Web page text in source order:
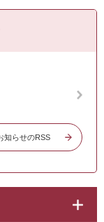
知らせのRSS